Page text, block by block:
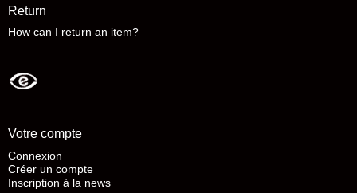
Return
How can I return an item?
Votre compte
Connexion
Créer un compte
Inscription à la news